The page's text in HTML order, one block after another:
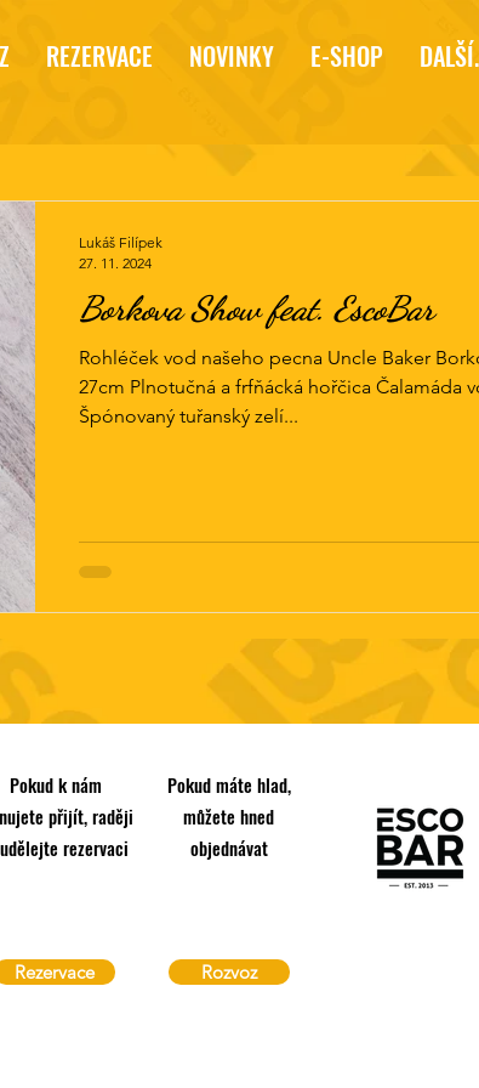
REZERVACE NOVINKY E-SHOP
Borkova Show feat. EscoBar
Rohléček vod našeho pecna Uncle Baker
27cm Plnotučná a frfňácká hořčica Čalamáda
Špónovaný tuřanský zelí...
Lukáš Filípek
27. 11. 2024
Pokud k nám
přijít, raději
rezervaci
Pokud máte hlad,
můžete hned
objednávat
Rezervace Rozvoz